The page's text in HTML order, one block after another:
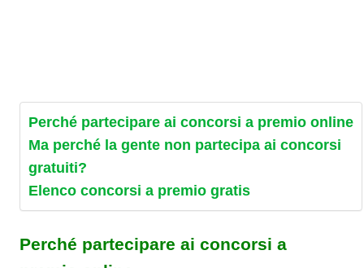
Perché partecipare ai concorsi a premio online
Ma perché la gente non partecipa ai concorsi
gratuiti?
Elenco concorsi a premio gratis
Perché partecipare ai concorsi a